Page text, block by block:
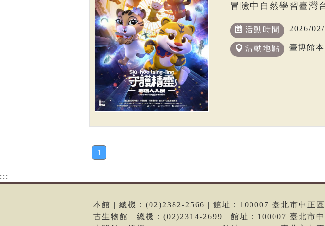
冒險中自然學習臺灣
活動時間 2026/
活動地點 臺博館
1
:::
本館 | 總機：(02)2382-2566 | 館址：100007 臺北市中正
古生物館 | 總機：(02)2314-2699 | 館址：100007 臺北市